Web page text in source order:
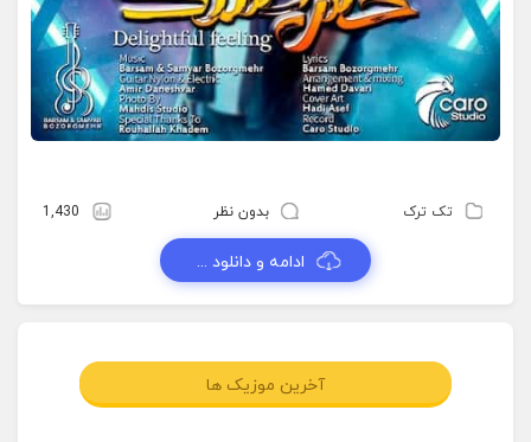
تک ترک بدون نظر 1,430
ادامه و دانلود ...
آخرین موزیک ها